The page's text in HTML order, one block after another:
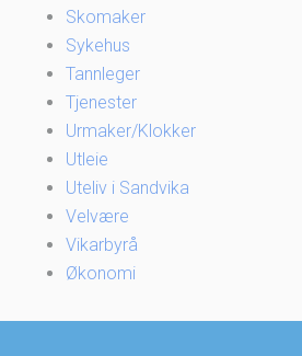
Skomaker
Sykehus
Tannleger
Tjenester
Urmaker/Klokker
Utleie
Uteliv i Sandvika
Velvære
Vikarbyrå
Økonomi